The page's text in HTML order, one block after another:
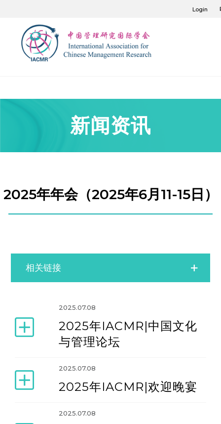
Login
新闻资讯
2025年年会（2025年6月11-15日）
相关链接
2006年年会（2006年6月15日-18日）
2008年年会（2008年6月19日-22日）
2025.07.08
2025年IACMR|中国文化
与管理论坛
2025.07.08
2025年IACMR|欢迎晚宴
2025.07.08